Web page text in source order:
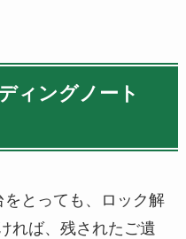
ィングノート
とっても、ロック解
れば、残されたご遺